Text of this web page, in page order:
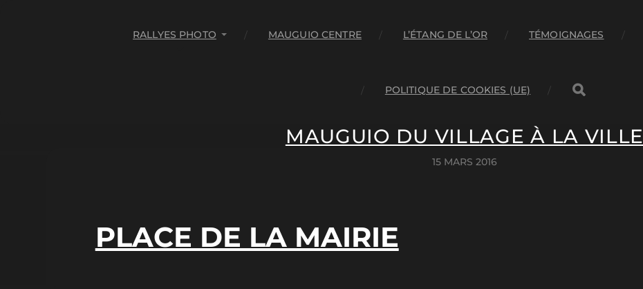
RALLYES PHOTO MAUGUIO CENTRE L’ÉTANG DE L’OR TÉMOIGNAGES
POLITIQUE DE COOKIES (UE)
MAUGUIO DU VILLAGE À LA VILLE
15 MARS 2016
PLACE DE LA MAIRIE